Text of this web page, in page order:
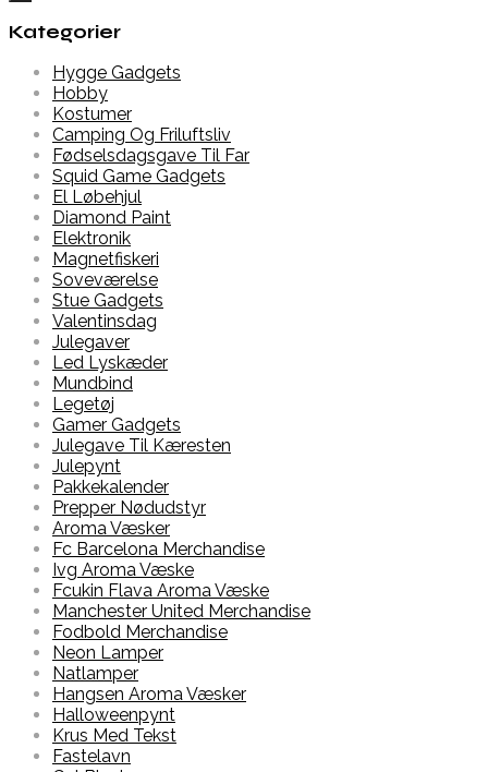
Kategorier
Hygge Gadgets
Hobby
Kostumer
Camping Og Friluftsliv
Fødselsdagsgave Til Far
Squid Game Gadgets
El Løbehjul
Diamond Paint
Elektronik
Magnetfiskeri
Soveværelse
Stue Gadgets
Valentinsdag
Julegaver
Led Lyskæder
Mundbind
Legetøj
Gamer Gadgets
Julegave Til Kæresten
Julepynt
Pakkekalender
Prepper Nødudstyr
Aroma Væsker
Fc Barcelona Merchandise
Ivg Aroma Væske
Fcukin Flava Aroma Væske
Manchester United Merchandise
Fodbold Merchandise
Neon Lamper
Natlamper
Hangsen Aroma Væsker
Halloweenpynt
Krus Med Tekst
Fastelavn